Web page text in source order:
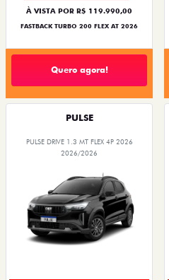
À VISTA POR R$ 119.990,00
FASTBACK TURBO 200 FLEX AT 2026
Quero agora!
PULSE
PULSE DRIVE 1.3 MT FLEX 4P 2026
2026/2026